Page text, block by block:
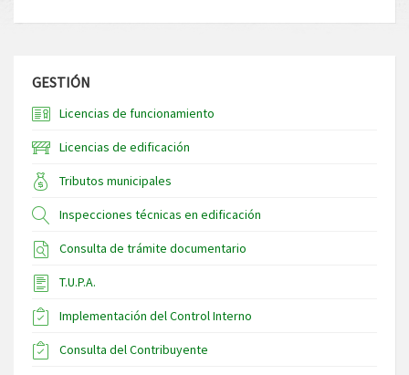
GESTIÓN
Licencias de funcionamiento
Licencias de edificación
Tributos municipales
Inspecciones técnicas en edificación
Consulta de trámite documentario
T.U.P.A.
Implementación del Control Interno
Consulta del Contribuyente